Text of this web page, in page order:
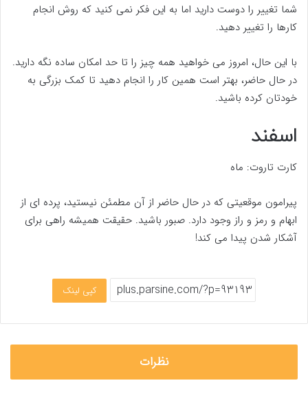
شما تغییر را دوست دارید اما به این فکر نمی کنید که روش انجام
کارها را تغییر دهید.
با این حال، امروز می خواهید همه چیز را تا حد امکان ساده نگه دارید.
در حال حاضر، بهتر است همین کار را انجام دهید تا کمک بزرگی به
خودتان کرده باشید.
اسفند
کارت تاروت: ماه
پیرامون موقعیتی که در حال حاضر از آن مطمئن نیستید، پرده ای از
ابهام و رمز و راز وجود دارد. صبور باشید. حقیقت همیشه راهی برای
آشکار شدن پیدا می کند!
کپی لینک
نظرات